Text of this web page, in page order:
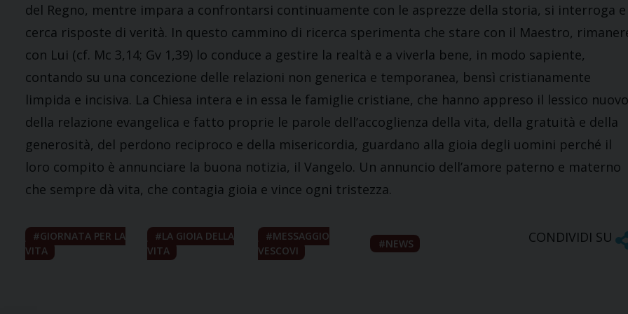
del Regno, mentre impara a confrontarsi continuamente con le asprezze della storia, si interroga e
cerca risposte di verità. In questo cammino di ricerca sperimenta che stare con il Maestro,
con Lui (cf. Mc 3,14; Gv 1,39) lo conduce a gestire la realtà e a viverla bene, in modo sapiente,
contando su una concezione delle relazioni non generica e temporanea, bensì cristianamente
limpida e incisiva. La Chiesa intera e in essa le famiglie cristiane, che hanno appreso il lessico nuovo
della relazione evangelica e fatto proprie le parole dell’accoglienza della vita, della gratuità e della
generosità, del perdono reciproco e della misericordia, guardano alla gioia degli uomini perché il
loro compito è annunciare la buona notizia, il Vangelo. Un annuncio dell’amore paterno e materno
che sempre dà vita, che contagia gioia e vince ogni tristezza.
GIORNATA PER LA
VITA
LA GIOIA DELLA
VITA
MESSAGGIO
VESCOVI
NEWS CONDIVIDI SU